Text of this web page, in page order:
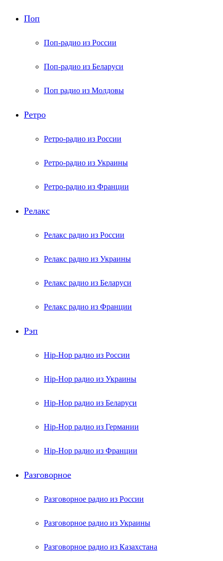
Поп
Поп-радио из России
Поп-радио из Беларуси
Поп радио из Молдовы
Ретро
Ретро-радио из России
Ретро-радио из Украины
Ретро-радио из Франции
Релакс
Релакс радио из России
Релакс радио из Украины
Релакс радио из Беларуси
Релакс радио из Франции
Рэп
Hip-Hop радио из России
Hip-Hop радио из Украины
Hip-Hop радио из Беларуси
Hip-Hop радио из Германии
Hip-Hop радио из Франции
Разговорное
Разговорное радио из России
Разговорное радио из Украины
Разговорное радио из Казахстана